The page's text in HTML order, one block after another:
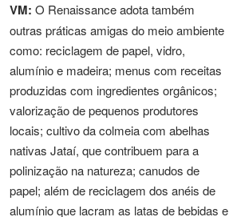
VM: O Renaissance adota também
outras práticas amigas do meio ambiente
como: reciclagem de papel, vidro,
alumínio e madeira; menus com receitas
produzidas com ingredientes orgânicos;
valorização de pequenos produtores
locais; cultivo da colmeia com abelhas
nativas Jataí, que contribuem para a
polinização na natureza; canudos de
papel; além de reciclagem dos anéis de
alumínio que lacram as latas de bebidas e